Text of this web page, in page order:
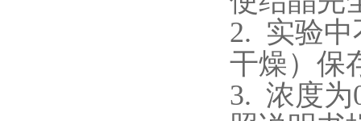
2. 实验
干燥）保
3. 浓度为